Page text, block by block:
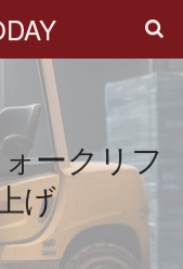
ークリフ
げ